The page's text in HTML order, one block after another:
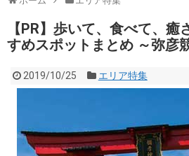
【PR】歩いて、食べて、
すめスポットまとめ ～弥彦
2019/10/25 エリア特集